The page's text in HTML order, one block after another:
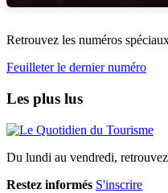
Retrouvez les numéros
Feuilleter le dernier numéro
Les plus lus
Du lundi au vendredi,
Restez informés S'inscrire